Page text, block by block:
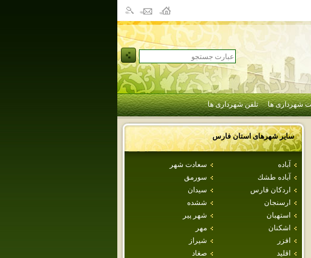
شهرداری ها تلفن شهرداری ها
سایر شهرهای استانفارس
آباده
سعادت شهر
آباده طشك
سورمق
اردكان فارس
سيدان
ارسنجان
ششده
استهبان
شهر پير
اشكنان
مهر
افزر
شيراز
اقليد
صغاد